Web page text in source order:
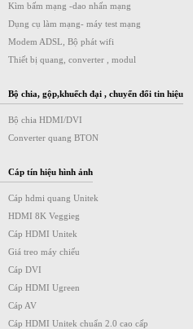
Kìm bấm mạng -dao nhấn mạng
Dụng cụ làm mạng- máy test mạng
Modem ADSL, Bộ phát wifi
Thiết bị quang, converter , modul
Bộ chia, gộp,khuếch đại , chuyển đổi tin hiệu
Bộ chia HDMI/DVI
Converter quang BTON
Cáp tín hiệu hình ảnh
Cáp hdmi quang Unitek
HDMI 8K Veggieg
Cáp HDMI Unitek
Giá treo máy chiếu
Cáp DVI
Cáp HDMI Ugreen
Cáp AV
Cáp HDMI Unitek chuẩn 2.0 cao cấp